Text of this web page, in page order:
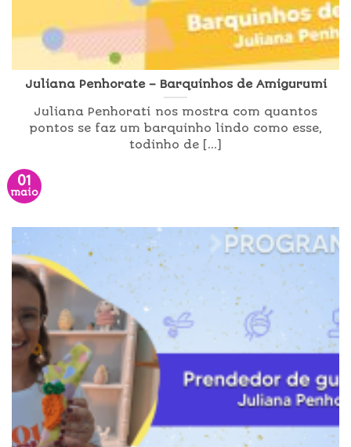
Juliana Penhorate – Barquinhos de Amigurumi
Juliana Penhorati nos mostra com quantos
pontos se faz um barquinho lindo como esse,
todinho de [...]
01
maio